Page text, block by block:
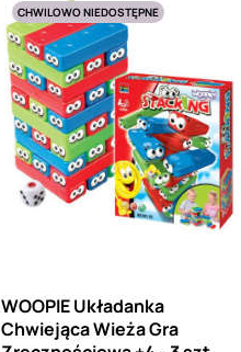
CHWILOWO NIEDOSTĘPNE
WOOPIE Układanka
Chwiejąca Wieża Gra